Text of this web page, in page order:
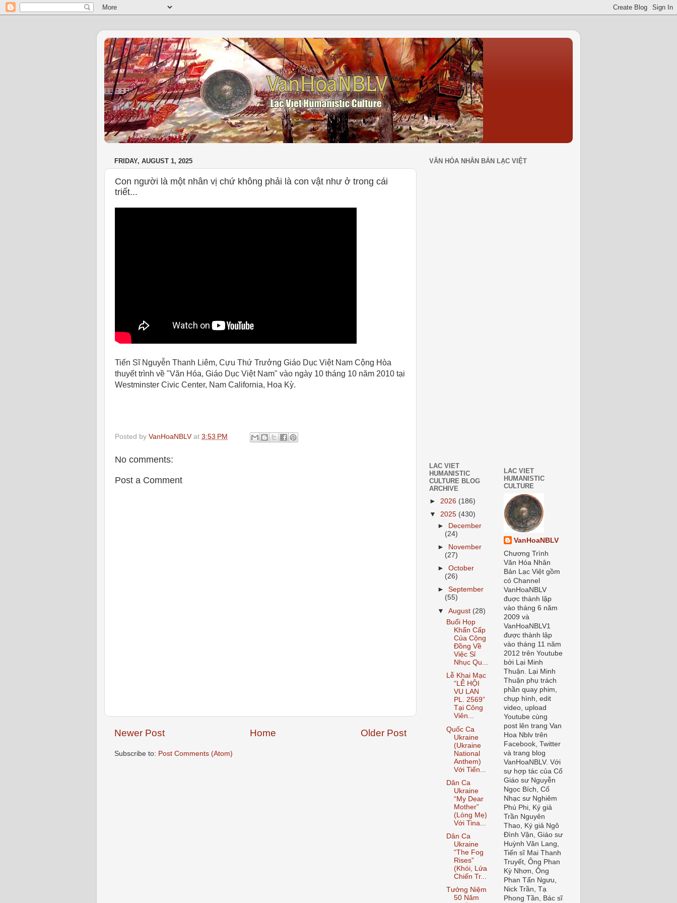
FRIDAY, AUGUST 1, 2025
Con người là một nhân vị chứ không phải là con vật như ở trong cái
triết...
Tiến Sĩ Nguyễn Thanh Liêm, Cựu Thứ Trưởng Giáo Dục Việt Nam Cộng Hòa
thuyết trình về "Văn Hóa, Giáo Dục Việt Nam" vào ngày 10 tháng 10 năm 2010 tại
Westminster Civic Center, Nam California, Hoa Kỳ.
Posted by VanHoaNBLV at 3:53 PM
No comments:
Post a Comment
Newer Post Older Post
Home
Subscribe to: Post Comments (Atom)
VĂN HÓA NHÂN BẢN LẠC VIỆT
LAC VIET
HUMANISTIC
CULTURE BLOG
ARCHIVE
► 2026 (186)
▼ 2025 (430)
►
December
(24)
►
November
(27)
►October
(26)
►September
(55)
▼August (28)
Buổi Họp
Khẩn Cấp
Của Cộng
Đồng Về
Việc Sỉ
Nhục Qu...
Lễ Khai Mạc
“LỄ HỘI
VU LAN
PL. 2569”
Tại Công
Viên...
Quốc Ca
Ukraine
(Ukraine
National
Anthem)
Với Tiến...
Dân Ca
Ukraine
“My Dear
Mother”
(Lòng Mẹ)
Với Tina...
Dân Ca
Ukraine
“The Fog
Rises”
(Khói, Lửa
Chiến Tr...
Tưởng Niệm
50 Năm
LAC VIET
HUMANISTIC
CULTURE
VanHoaNBLV
Chương Trình
Văn Hóa Nhân
Bản Lạc Việt gồm
có Channel
VanHoaNBLV
đuợc thành lập
vào tháng 6 năm
2009 và
VanHoaNBLV1
được thành lập
vào tháng 11 năm
2012 trên Youtube
bởi Lại Minh
Thuận. Lại Minh
Thuận phụ trách
phần quay phim,
chụp hình, edit
video, upload
Youtube cùng
post lên trang Van
Hoa Nblv trên
Facebook, Twitter
và trang blog
VanHoaNBLV. Với
sự hợp tác của Cố
Giáo sư Nguyễn
Ngọc Bích, Cố
Nhạc sư Nghiêm
Phú Phi, Ký giả
Trần Nguyên
Thao, Ký giả Ngô
Đình Vận, Giáo sư
Huỳnh Văn Lang,
Tiến sĩ Mai Thanh
Truyết, Ông Phan
Kỳ Nhơn, Ông
Phan Tấn Ngưu,
Nick Trần, Tạ
Phong Tần, Bác sĩ